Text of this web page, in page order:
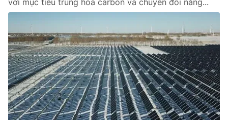
với mục tiêu trung hòa carbon và chuyển đổi năng...